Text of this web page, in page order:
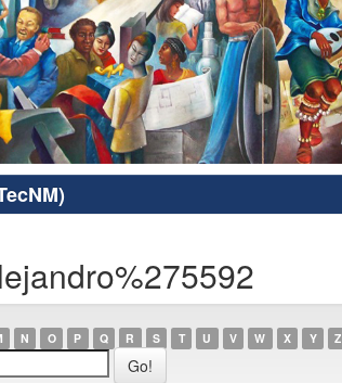
N O P Q R S T U V W X Y Z